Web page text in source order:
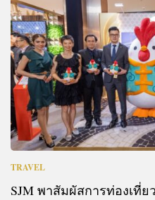
TRAVEL
SJM พาสัมผัสการท่องเที่